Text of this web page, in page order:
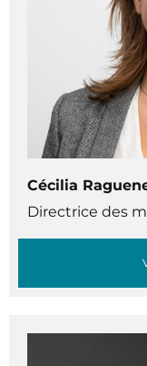
Cécilia
Directrice des